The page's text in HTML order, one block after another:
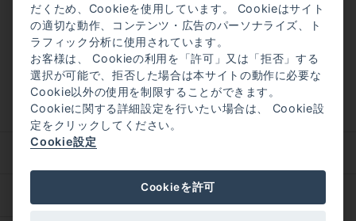
企業理念
だくため、Cookieを使用しています。 Cookieはサイト
の適切な動作、コンテンツ・広告のパーソナライズ、ト
ラフィック分析に使用されています。
お客様は、 Cookieの利用を「許可」又は「拒否」する
選択が可能で、拒否した場合は本サイトの動作に必要な
Cookie以外の使用を制限することができます。
Cookieに関する詳細設定を行いたい場合は、 Cookie設
定をクリックしてください。
Cookie設定
Cookieを許可